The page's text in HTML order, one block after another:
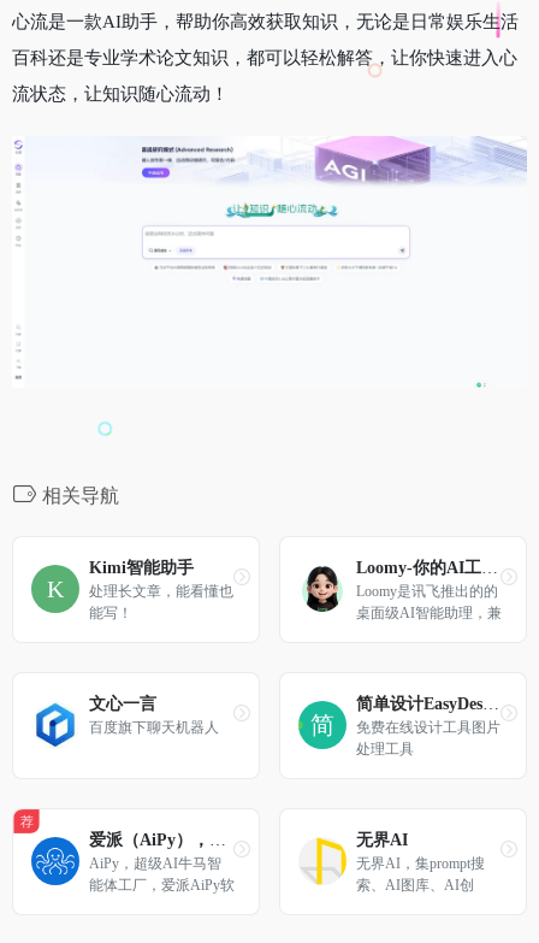
心流是一款AI助手，帮助你高效获取知识，无论是日常娱乐生活
百科还是专业学术论文知识，都可以轻松解答，让你快速进入心
流状态，让知识随心流动！
相关导航
Kimi智能助手
处理长文章，能看懂也
能写！
Loomy是讯飞推出的的
桌面级AI智能助理，兼
理、文件整理、电商运
营等场景，让你工作更
轻松。
文心一言
百度旗下聊天机器人
免费在线设计工具图片
处理工具
荐
爱派（AiPy），超级AI工具人
AiPy，超级AI牛马智
能体工厂，爱派AiPy软
无界AI
无界AI，集prompt搜
索、AI图库、AI创